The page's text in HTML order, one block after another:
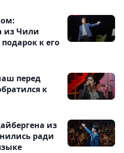
из Чили
к его
перед
к
из
ради